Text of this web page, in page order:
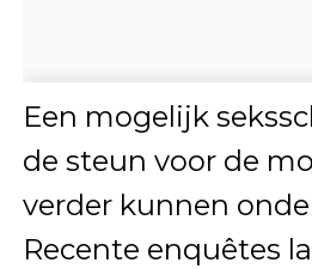
Een mogelijk
de steun voor de
verder kunnen
Recente enquêtes